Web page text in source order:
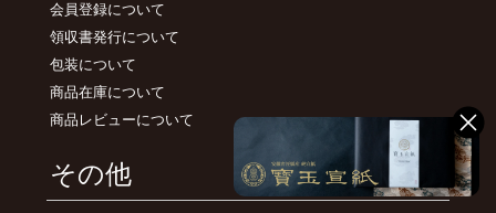
会員登録について
領収書発行について
包装について
商品在庫について
商品レビューについて
その他